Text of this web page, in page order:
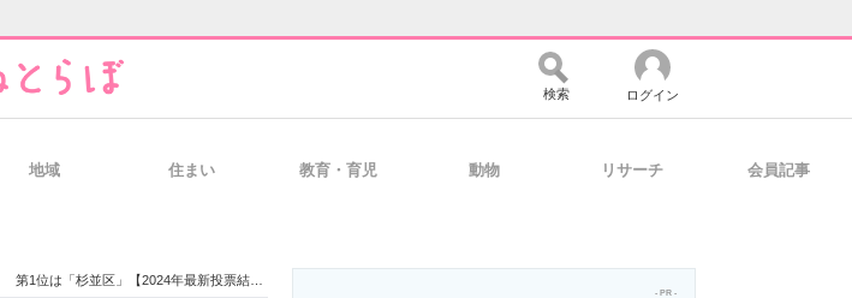
検索 ログイン
地域 住まい 教育・育児 動物 リサーチ 会員記事
1位は「杉並区」【2024年最新投票結果】
- PR -